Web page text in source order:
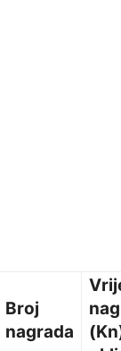
Broj
nagrada